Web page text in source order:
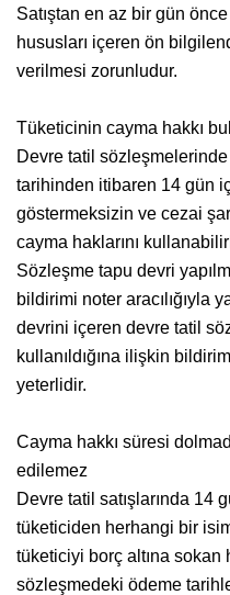
Satıştan en az bir gün
hususları içeren ön
verilmesi zorunludur.
Tüketicinin cayma hakkı
Devre tatil
tarihinden itibaren 14 gün
göstermeksizin ve cezai
cayma haklarını
Sözleşme tapu devri
bildirimi noter aracılığıyla
devrini içeren devre tatil
kullanıldığına ilişkin
yeterlidir.
Cayma hakkı süresi
edilemez
Devre tatil satışlarında 14
tüketiciden herhangi bir
tüketiciyi borç altına sokan
sözleşmedeki ödeme